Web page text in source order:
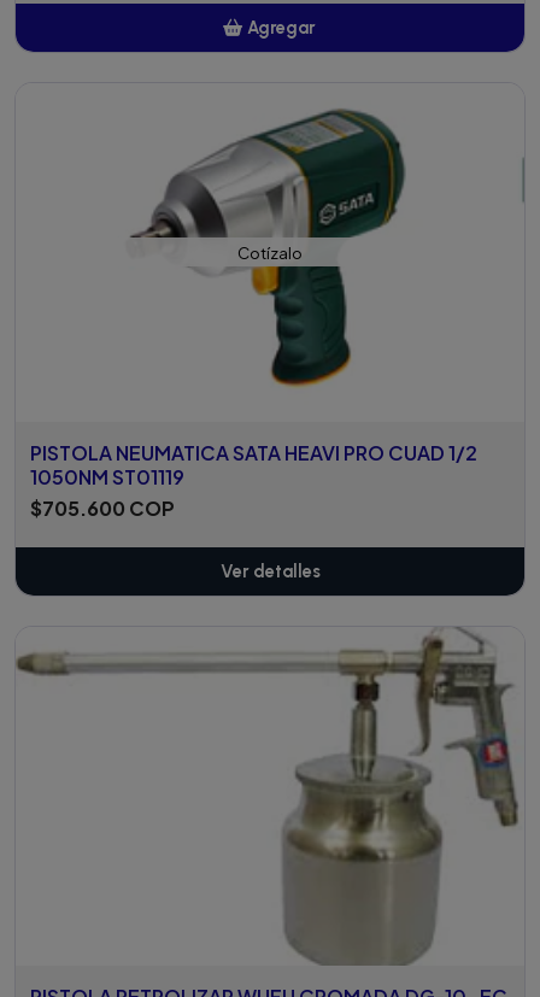
Agregar
Cotízalo
PISTOLA NEUMATICA SATA HEAVI PRO CUAD 1/2
1050NM ST01119
$705.600 COP
Ver detalles